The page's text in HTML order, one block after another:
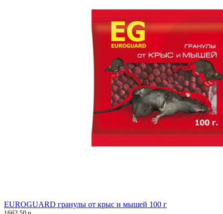
EUROGUARD гранулы от крыс и мышей 100 г